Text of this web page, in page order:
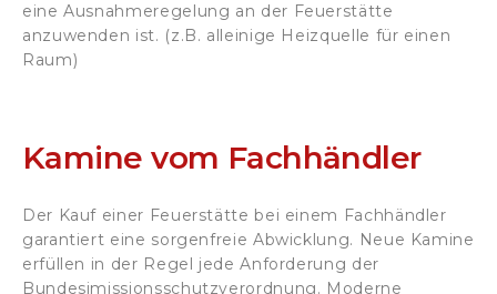
eine Ausnahmeregelung an der Feuerstätte
anzuwenden ist. (z.B. alleinige Heizquelle für einen
Raum)
Kamine vom Fachhändler
Der Kauf einer Feuerstätte bei einem Fachhändler
garantiert eine sorgenfreie Abwicklung. Neue Kamine
erfüllen in der Regel jede Anforderung der
Bundesimissionsschutzverordnung. Moderne